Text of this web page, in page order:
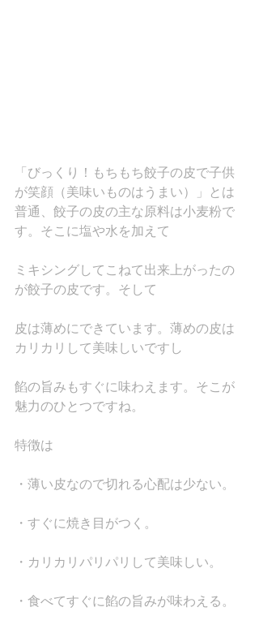
「びっくり！もちもち餃子の皮で子供
が笑顔（美味いものはうまい）」とは
普通、餃子の皮の主な原料は小麦粉で
す。そこに塩や水を加えて
ミキシングしてこねて出来上がったの
が餃子の皮です。そして
皮は薄めにできています。薄めの皮は
カリカリして美味しいですし
餡の旨みもすぐに味わえます。そこが
魅力のひとつですね。
特徴は
・薄い皮なので切れる心配は少ない。
・すぐに焼き目がつく。
・カリカリパリパリして美味しい。
・食べてすぐに餡の旨みが味わえる。